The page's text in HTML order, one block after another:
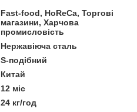
Fast-food, HoReCa, Торгові
магазини, Харчова
промисловість
Нержавіюча сталь
S-подібний
Китай
12 міс
24 кг/год